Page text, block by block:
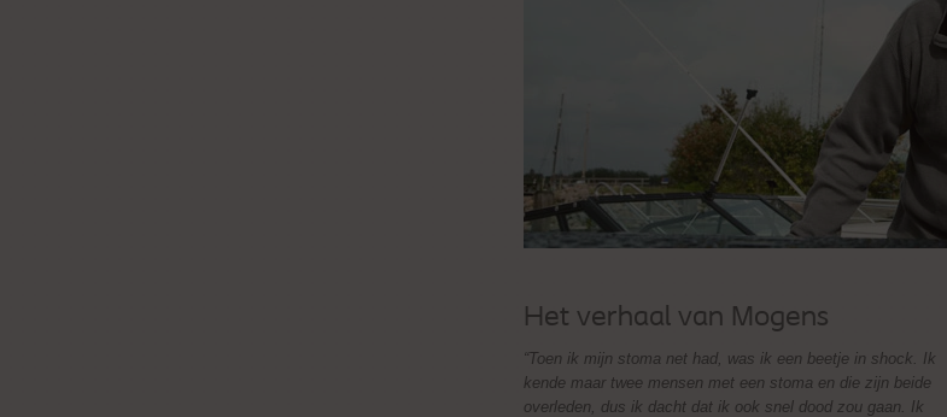
Het verhaal van Mogens
“Toen ik mijn stoma net had, was ik een beetje in shock. Ik
kende maar twee mensen met een stoma en die zijn beide
overleden, dus ik dacht dat ik ook snel dood zou gaan. Ik